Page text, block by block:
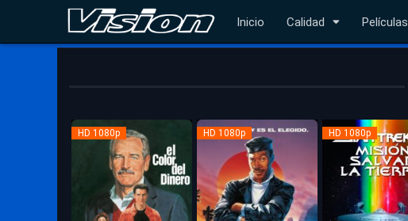
Inicio Calidad Películas
HD 1080p HD 1080p HD 1080p